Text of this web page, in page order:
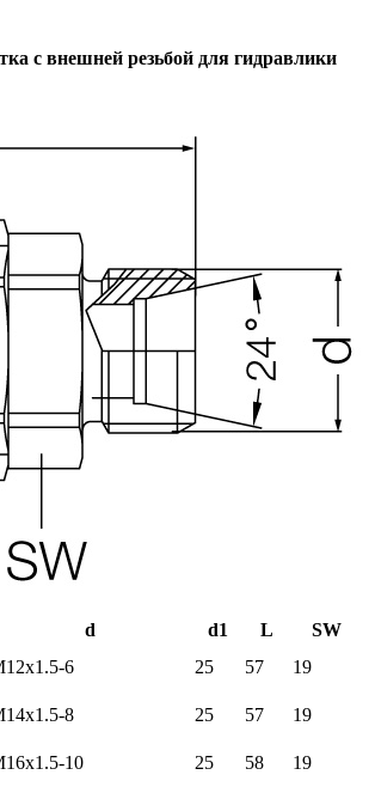
с внешней резьбой для гидравлики
d d1 L
SW
6 25 57
19
8 25 57
19
10 25 58
19